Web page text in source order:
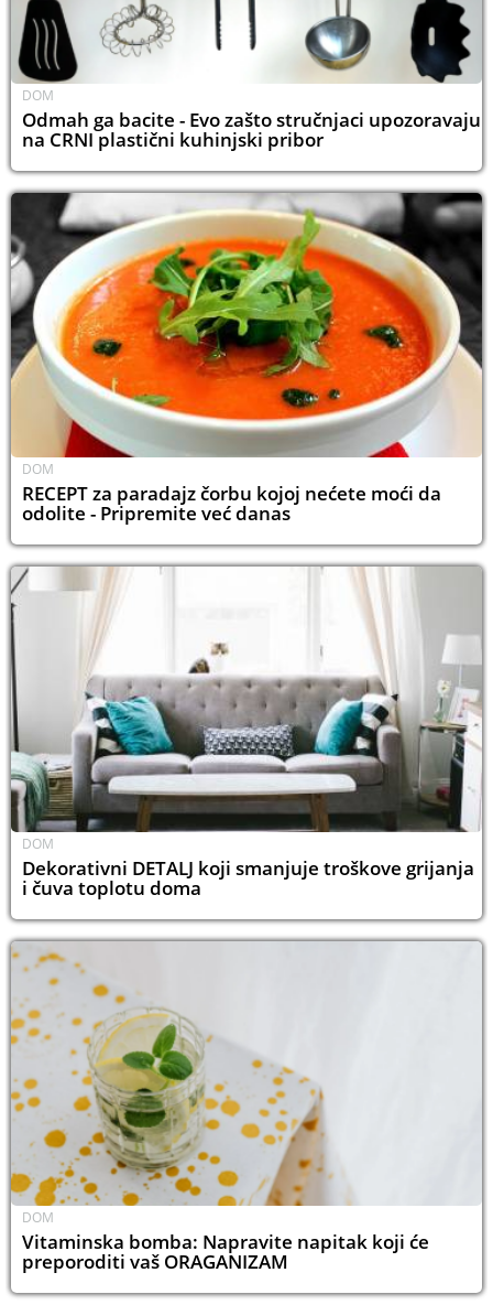
DOM
Odmah ga bacite - Evo zašto stručnjaci upozoravaju
na CRNI plastični kuhinjski pribor
DOM
RECEPT za paradajz čorbu kojoj nećete moći da
odolite - Pripremite već danas
DOM
Dekorativni DETALJ koji smanjuje troškove grijanja
i čuva toplotu doma
DOM
Vitaminska bomba: Napravite napitak koji će
preporoditi vaš ORAGANIZAM